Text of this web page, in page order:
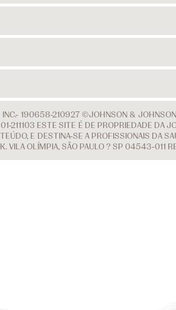
190658-210927 ©JOHNSON &
211103 ESTE SITE É DE PROPRIEDADE DA
E DESTINA-SE A PROFISSIONAIS DA
VILA OLÍMPIA, SÃO PAULO ? SP 04543-011